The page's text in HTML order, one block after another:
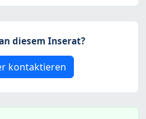
diesem Inserat?
kontaktieren